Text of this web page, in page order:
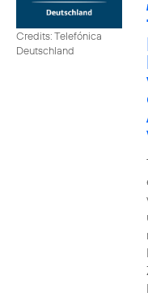
Credits: Telefónica
Deutschland